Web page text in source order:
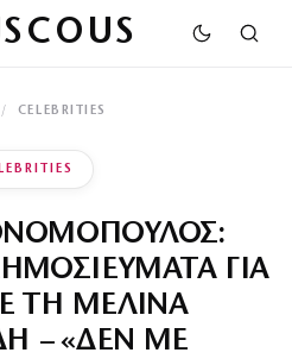
CELEBRITIES
ΓΙΑ
ΤΗ ΜΕΛΙΝΑ
– «ΔΕΝ ΜΕ